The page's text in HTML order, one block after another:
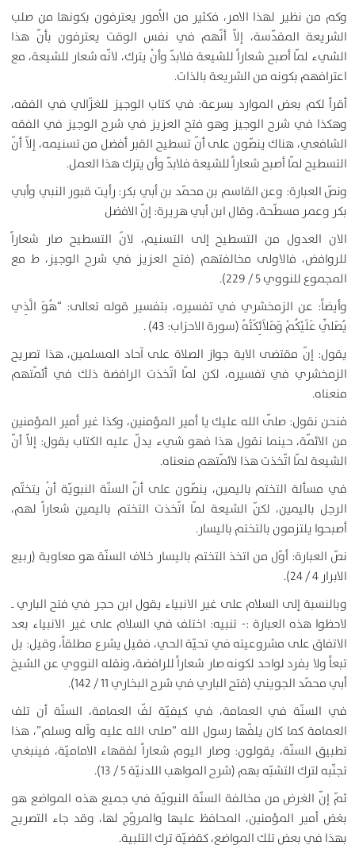
وكم من نظير لهذا الامر، فكثير من الاُمور يعترفون بكونها من صلب
الشريعة المقدّسة، إلاّ أنّهم في نفس الوقت يعترفون بأنّ هذا
الشيء لمّا أصبح شعاراً للشيعة فلابدّ وأنْ يترك، لانّه شعار للشيعة، مع
اعترافهم بكونه من الشريعة بالذات.
أقرأ لكم بعض الموارد بسرعة: في كتاب الوجيز للغزّالي في الفقه،
وهكذا في شرح الوجيز وهو فتح العزيز في شرح الوجيز في الفقه
الشافعي، هناك ينصّون على أنّ تسطيح القبر أفضل من تسنيمه، إلاّ أنّ
التسطيح لمّا أصبح شعاراً للشيعة فلابدّ وأن يترك هذا العمل.
ونصّ العبارة: وعن القاسم بن محمّد بن أبي بكر: رأيت قبور النبي وأبي
بكر وعمر مسطّحة، وقال ابن أبي هريرة: إنّ الافضل
الان العدول من التسطيح إلى التسنيم، لانّ التسطيح صار شعاراً
للروافض، فالاولى مخالفتهم (فتح العزيز في شرح الوجيز، ط مع
المجموع للنووي 5 / 229).
وأيضاً: عن الزمخشري في تفسيره، بتفسير قوله تعالى: “هُوَ الَّذِي
يُصَلِّي عَلَيْكُمْ وَمَلاَئِكَتُهُ (سورة الاحزاب: 43) .
يقول: إنّ مقتضى الاية جواز الصلاة على آحاد المسلمين، هذا تصريح
الزمخشري في تفسيره، لكن لمّا اتّخذت الرافضة ذلك في أئمّتهم
منعناه.
فنحن نقول: صلّى الله عليك يا أمير المؤمنين، وكذا غير أمير المؤمنين
من الائمّة، حينما نقول هذا فهو شيء يدلّ عليه الكتاب يقول: إلاّ أنّ
الشيعة لمّا اتّخذت هذا لائمّتهم منعناه.
في مسألة التختم باليمين، ينصّون على أنّ السنّة النبويّة أنْ يتختّم
الرجل باليمين، لكنّ الشيعة لمّا اتّخذت التختم باليمين شعاراً لهم،
أصبحوا يلتزمون بالتختم باليسار.
نصّ العبارة: أوّل من اتخذ التختم باليسار خلاف السنّة هو معاوية (ربيع
الابرار 4 / 24).
وبالنسبة إلى السلام على غير الانبياء يقول ابن حجر في فتح الباري ـ
لاحظوا هذه العبارة :- تنبيه: اختلف في السلام على غير الانبياء بعد
الاتفاق على مشروعيته في تحيّة الحي، فقيل يشرع مطلقاً، وقيل: بل
تبعاً ولا يفرد لواحد لكونه صار شعاراً للرافضة، ونقله النووي عن الشيخ
أبي محمّد الجويني (فتح الباري في شرح البخاري 11 / 142).
في السنّة في العمامة، في كيفيّة لفّ العمامة، السنّة أن تلف
العمامة كما كان يلفّها رسول الله “صلى الله عليه وآله وسلم”، هذا
تطبيق السنّة، يقولون: وصار اليوم شعاراً لفقهاء الاماميّة، فينبغي
تجنّبه لترك التشبّه بهم (شرح المواهب اللدنيّة 5 / 13).
ثمّ إنّ الغرض من مخالفة السنّة النبويّة في جميع هذه المواضع هو
بغض أمير المؤمنين، المحافظ عليها والمروّج لها، وقد جاء التصريح
بهذا في بعض تلك المواضع، كقضيّة ترك التلبية.